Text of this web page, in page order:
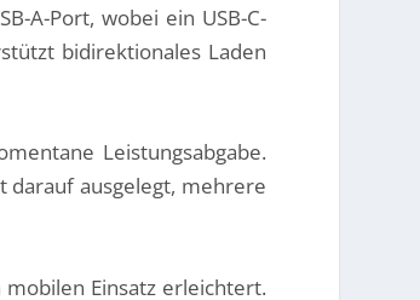
A-Port, wobei ein USB-C-
bidirektionales Laden
Leistungsabgabe.
darauf ausgelegt, mehrere
Einsatz erleichtert.